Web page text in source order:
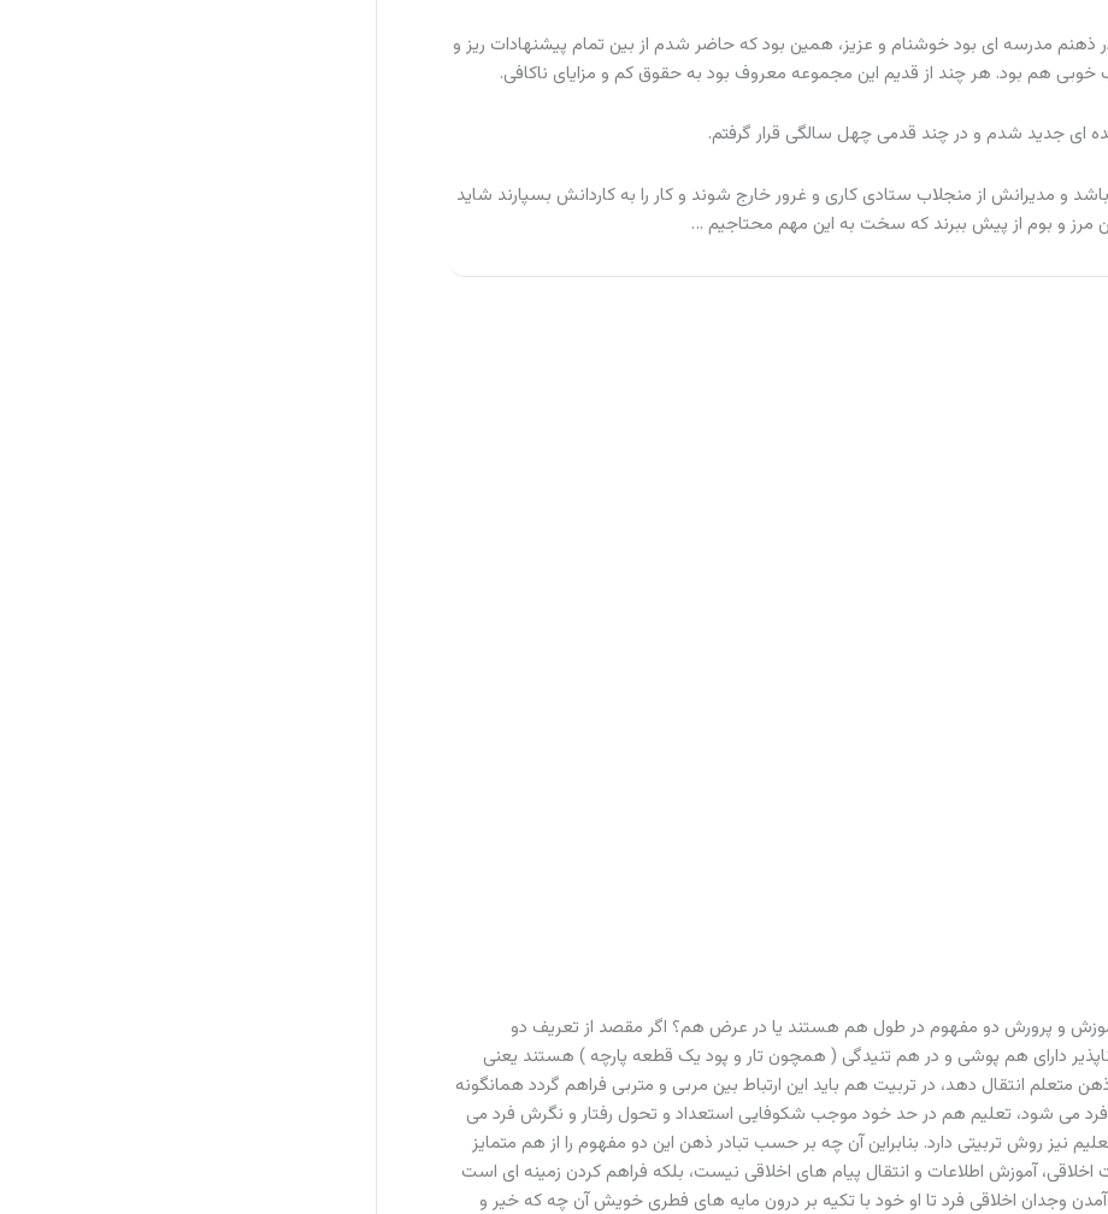
مدرسه ای بود خوشنام و عزیز، همین بود که حاضر شدم از بین تمام پیشنهادات ریز و
خوبی هم بود. هر چند از قدیم این مجموعه معروف بود به حقوق کم و مزایای ناکافی.
ای جدید شدم و در چند قدمی چهل سالگی قرار گرفتم.
و مدیرانش از منجلاب ستادی کاری و غرور خارج شوند و کار را به کاردانش بسپارند شاید
مرز و بوم از پیش ببرند که سخت به این مهم محتاجیم …
و پرورش دو مفهوم در طول هم هستند یا در عرض هم؟ اگر مقصد از تعریف دو
دارای هم پوشی و در هم تنیدگی ( همچون تار و پود یک قطعه پارچه ) هستند یعنی
متعلم انتقال دهد، در تربیت هم باید این ارتباط بین مربی و متربی فراهم گردد همانگونه
فرد می شود، تعلیم هم در حد خود موجب شکوفایی استعداد و تحول رفتار و نگرش فرد می
نیز روش تربیتی دارد. بنابراین آن چه بر حسب تبادر ذهن این دو مفهوم را از هم متمایز
اخلاقی، آموزش اطلاعات و انتقال پیام های اخلاقی نیست، بلکه فراهم کردن زمینه ای است
وجدان اخلاقی فرد تا او خود با تکیه بر درون مایه های فطری خویش آن چه که خیر و